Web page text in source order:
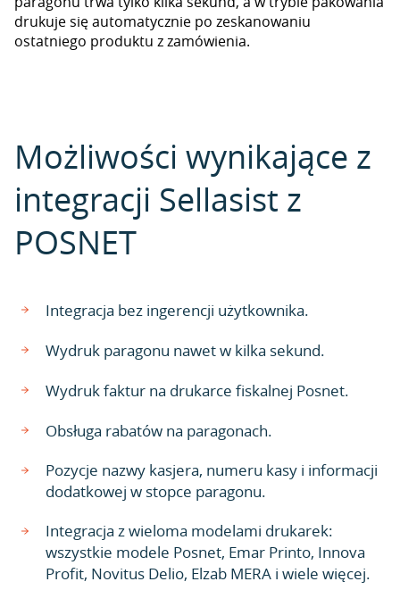
drukuje się automatycznie po zeskanowaniu
ostatniego produktu z zamówienia.
Możliwości wynikające z
integracji Sellasist z
POSNET
Integracja bez ingerencji użytkownika.
Wydruk paragonu nawet w kilka sekund.
Wydruk faktur na drukarce fiskalnej Posnet.
Obsługa rabatów na paragonach.
Pozycje nazwy kasjera, numeru kasy i informacji
dodatkowej w stopce paragonu.
Integracja z wieloma modelami drukarek:
wszystkie modele Posnet, Emar Printo, Innova
Profit, Novitus Delio, Elzab MERA i wiele więcej.